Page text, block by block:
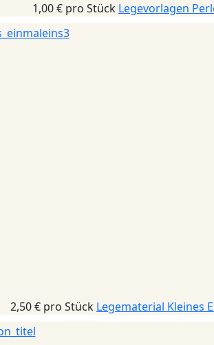
1,00 € pro Stück Legevorlagen
2,50 € pro Stück Legematerial Kleines